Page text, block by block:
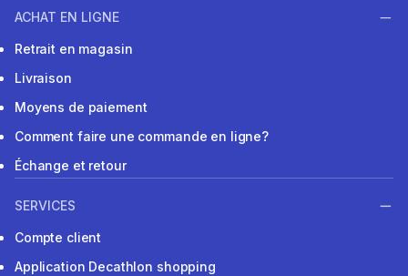
ACHAT EN LIGNE
Retrait en magasin
Livraison
Moyens de paiement
Comment faire une commande en ligne?
Échange et retour
SERVICES
Compte client
Application Decathlon shopping